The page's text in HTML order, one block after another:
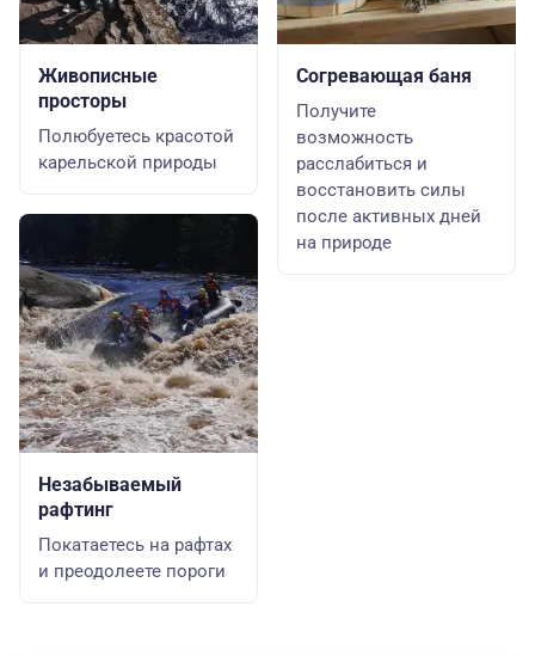
Живописные
просторы
Полюбуетесь красотой
карельской природы
Незабываемый
рафтинг
Покатаетесь на рафтах
и преодолеете пороги
Согревающая баня
Получите
возможность
расслабиться и
восстановить силы
после активных дней
на природе